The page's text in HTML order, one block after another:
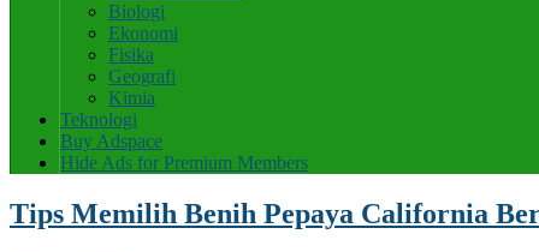
Biologi
Ekonomi
Fisika
Geografi
Kimia
Teknologi
Buy Adspace
Hide Ads for Premium Members
Tips Memilih Benih Pepaya California